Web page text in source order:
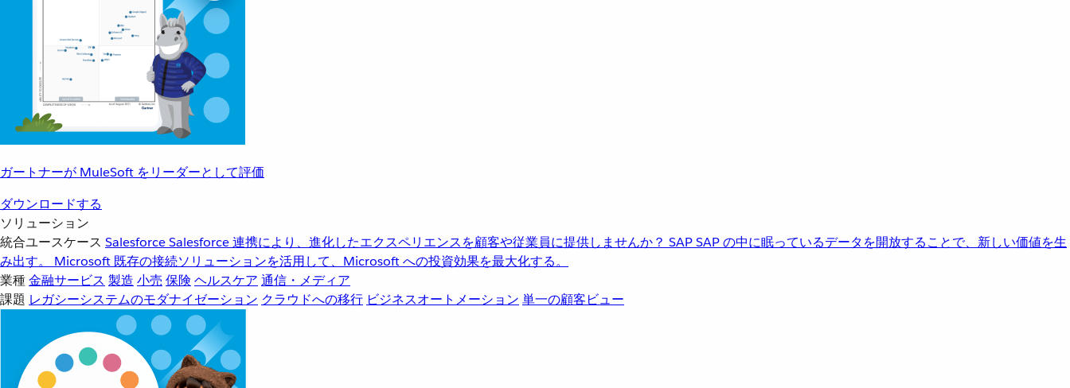
ガートナーが MuleSoft をリーダーとして評価
ダウンロードする
ソリューション
統合ユースケース SalesforceSalesforce 連携により、進化したエクスペリエンスを顧客や従業員に提供しませんか？ SAPSAP の中に眠っているデータを開放することで、新しい価値を生
み出す。
Microsoft 既存の接続ソリューションを活用して、Microsoft への投資効果を最大化する。
業種金融サービス 製造 小売 保険 ヘルスケア 通信・メディア
課題 レガシーシステムのモダナイゼーション クラウドへの移行 ビジネスオートメーション 単一の顧客ビュー